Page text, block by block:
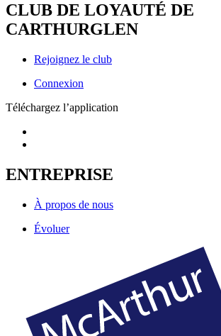
CLUB DE LOYAUTÉ DE
CARTHURGLEN
Rejoignez le club
Connexion
Téléchargez l’application
ENTREPRISE
À propos de nous
Évoluer